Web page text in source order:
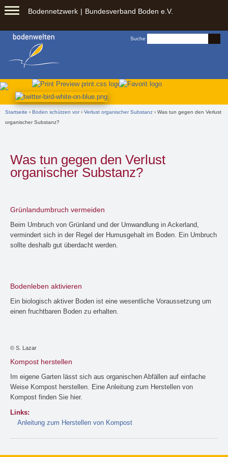
Springe zu:
Inhalt
springen
Bodennetzwerk Bundesverband Boden e.V.
Suchformular
Suche
Sie sind hier
Startseite › Boden schützen vor› Verlust organischer Substanz › Was tun gegen den Verlust
organischer Substanz?
Was tun gegen den Verlust
organischer Substanz?
Grünlandumbruch vermeiden
Beim Umbruch von Grünland und der Umwandlung in Ackerland,
vermindert sich in der Regel der Humusgehalt im Boden. Ein Umbruch
sollte deshalb gut überdacht werden.
Bodenleben aktivieren
Ein biologisch aktiver Boden ist eine wesentliche Voraussetzung um
einen fruchtbaren Boden zu erhalten.
© S. Lazar
Kompost herstellen
Im eigene Garten lässt sich aus organischen Abfällen auf einfache
Weise Kompost herstellen. Eine Anleitung zum Herstellen von
Kompost finden Sie hier.
Links:
Anleitung zum Herstellen von Kompost